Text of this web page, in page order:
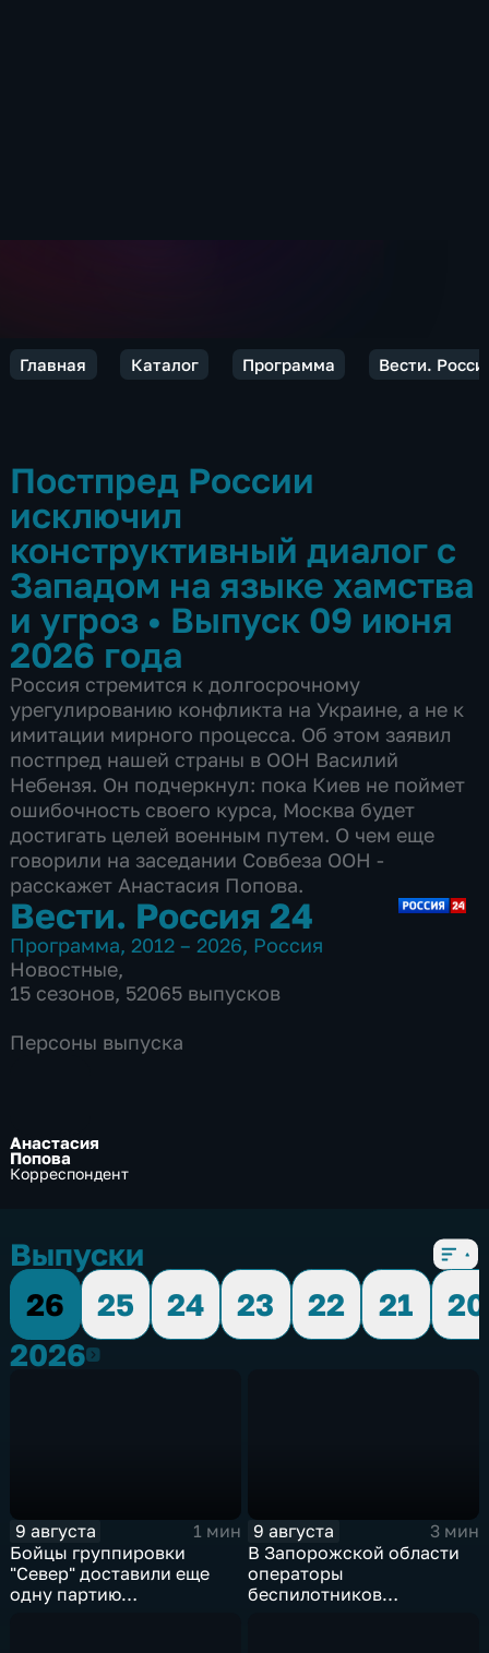
Главная Каталог Программа Вести.
Постпред России
исключил
конструктивный диалог с
Западом на языке хамства
и угроз • Выпуск 09 июня
2026 года
Россия стремится к долгосрочному
урегулированию конфликта на Украине, а не к
имитации мирного процесса. Об этом заявил
постпред нашей страны в ООН Василий
Небензя. Он подчеркнул: пока Киев не поймет
ошибочность своего курса, Москва будет
достигать целей военным путем. О чем еще
говорили на заседании Совбеза ООН -
расскажет Анастасия Попова.
Вести. Россия 24
Программа, 2012 – 2026, Россия
Новостные,
15 сезонов, 52065 выпусков
Персоны выпуска
Анастасия
Попова
Корреспондент
Выпуски
26
25 24 23 22 21
20
20262026
9 августа
1 мин
Бойцы группировки
"Север" доставили еще
одну партию
9 августа
3 мин
В Запорожской области
операторы
беспилотников